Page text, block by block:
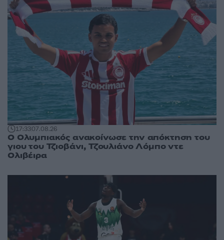
17:3307.08.26
Ο Ολυμπιακός ανακοίνωσε την απόκτηση του
γιου του Τζιοβάνι, Τζουλιάνο Λόμπο ντε
Ολιβέιρα